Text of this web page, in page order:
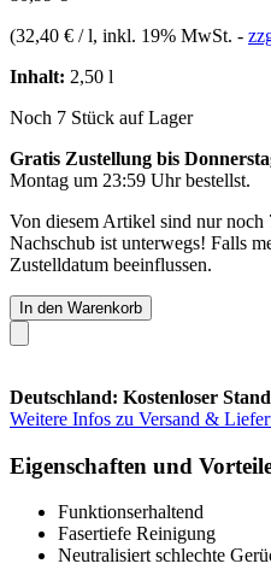
(32,40 € / l, inkl. 19% MwSt. -
Inhalt: 2,50 l
Noch 7 Stück auf Lager
Gratis Zustellung bis
Montag um 23:59 Uhrbestellst.
Von diesem Artikel sind nur noch
Nachschub ist unterwegs! Falls
Zustelldatum beeinflussen.
In den Warenkorb
Deutschland: Kostenloser
Weitere Infos zu Versand &
Eigenschaften und
Funktionserhaltend
Fasertiefe Reinigung
Neutralisiert schlechte